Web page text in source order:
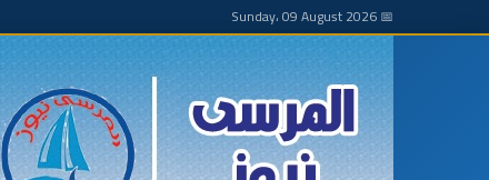
📅 Sunday، 09 August 2026